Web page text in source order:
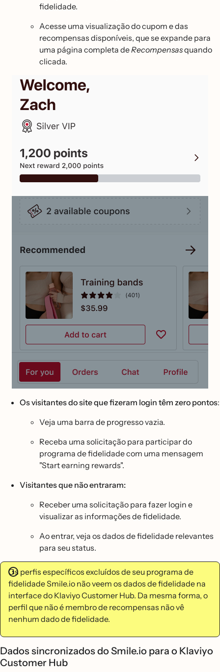
fidelidade.
Acesse uma visualização do cupom e das
recompensas disponíveis, que se expande para
uma página completa deRecompensasquando
clicada.
Os visitantes do site que fizeram login têm zero pontos:
Veja uma barra de progresso vazia.
Receba uma solicitação para participar do
programa de fidelidade com uma mensagem
"Start earning rewards".
Visitantes que não entraram:
Receber uma solicitação para fazer login e
visualizar as informações de fidelidade.
Ao entrar, veja os dados de fidelidade relevantes
para seu status.
Os perfis específicos excluídos de seu programa de
fidelidade Smile.io não veem os dados de fidelidade na
interface do Klaviyo Customer Hub. Da mesma forma, o
perfil que não é membro de recompensas não vê
nenhum dado de fidelidade.
Dados sincronizados do Smile.io para o Klaviyo
Customer Hub